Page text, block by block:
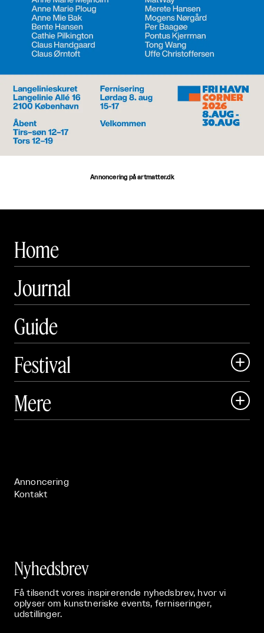
Annoncering på artmatter.dk
Home
Journal
Guide
Festival

 Art Matter Festival
Mere 
Annoncering
Kontakt
Nyhedsbrev
Få tilsendt vores inspirerende nyhedsbrev, hvor vi
oplyser om kunstneriske events, ferniseringer,
udstillinger.